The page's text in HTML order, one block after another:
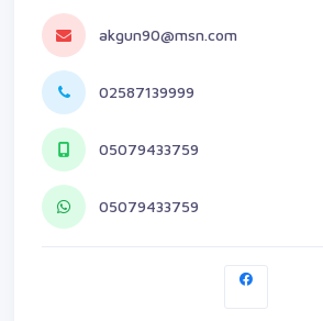
akgun90@msn.com
02587139999
05079433759
05079433759